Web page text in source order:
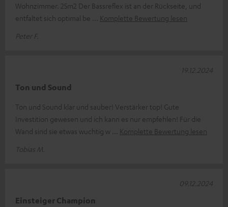
Wohnzimmer. 25m2 Der Bassreflex ist an der Rückseite, und
entfaltet sich optimal be
Komplette Bewertung lesen
Peter F.
Ton und Sound
Ton und Sound klar und sauber! Verstärker top! Gute
Investition gewesen und ich kann es nur empfehlen! Für die
Wand sind sie etwas wuchtig w
Komplette Bewertung lesen
Tobias M.
19.12.2024
Einsteiger Champion
09.12.2024